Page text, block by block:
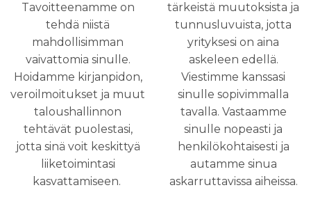
Tavoitteenamme on
tehdä niistä
mahdollisimman
vaivattomia sinulle.
Hoidamme kirjanpidon,
veroilmoitukset ja muut
taloushallinnon
tehtävät puolestasi,
jotta sinä voit keskittyä
liiketoimintasi
kasvattamiseen.
tärkeistä muutoksista ja
tunnusluvuista, jotta
yrityksesi on aina
askeleen edellä.
Viestimme kanssasi
sinulle sopivimmalla
tavalla. Vastaamme
sinulle nopeasti ja
henkilökohtaisesti ja
autamme sinua
askarruttavissa aiheissa.